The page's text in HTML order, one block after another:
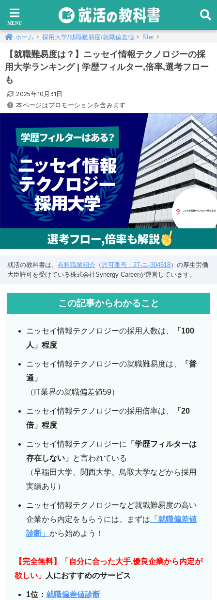
ホーム 採用大学/就職難易度/就職偏差値 SIer
【就職難易度は？】ニッセイ情報テクノロジーの採
用大学ランキング | 学歴フィルター,倍率,選考フロー
も
2025年10月31日
本ページはプロモーションを含みます
就活の教科書は、 有料職業紹介 （許可番号：27-ユ-304518）の厚生労働
大臣許可を受けている株式会社Synergy Careerが運営しています。
この記事からわかること
ニッセイ情報テクノロジーの採用人数は、
「100
人」程度
ニッセイ情報テクノロジーの就職難易度は、
「普
通」
（IT業界の就職偏差値59）
ニッセイ情報テクノロジーの採用倍率は、
「20
倍」程度
ニッセイ情報テクノロジーに
「学歴フィルターは
存在しない」 と言われている
（早稲田大学、関西大学、鳥取大学などから採用
実績あり）
ニッセイ情報テクノロジーなど就職難易度の高い
企業から内定をもらうには、まずは 「就職偏差値
診断」 から始めよう！
【完全無料】「自分に合った大手,優良企業から内定が
欲しい」
人におすすめのサービス
1位： 就職偏差値診断